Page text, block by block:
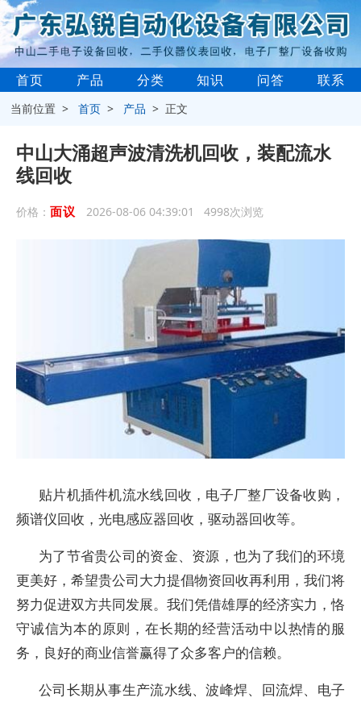
首页 产品 分类 知识 问答 联系
当前位置 >首页 > 产品 > 正文
中山大涌超声波清洗机回收，装配流水
线回收
价格： 面议 2026-08-06 04:39:01 4998次浏览
贴片机插件机流水线回收，电子厂整厂设备收购，
频谱仪回收，光电感应器回收，驱动器回收等。
为了节省贵公司的资金、资源，也为了我们的环境
更美好，希望贵公司大力提倡物资回收再利用，我们将
努力促进双方共同发展。我们凭借雄厚的经济实力，恪
守诚信为本的原则，在长期的经营活动中以热情的服
务，良好的商业信誉赢得了众多客户的信赖。
公司长期从事生产流水线、波峰焊、回流焊、电子